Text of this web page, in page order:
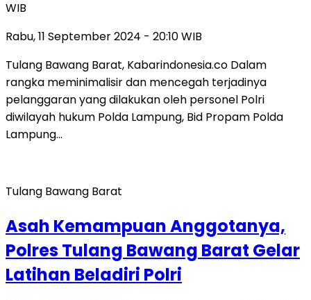
WIB
Rabu, 11 September 2024 - 20:10 WIB
Tulang Bawang Barat, Kabarindonesia.co Dalam
rangka meminimalisir dan mencegah terjadinya
pelanggaran yang dilakukan oleh personel Polri
diwilayah hukum Polda Lampung, Bid Propam Polda
Lampung…
Tulang Bawang Barat
Asah Kemampuan Anggotanya,
Polres Tulang Bawang Barat Gelar
Latihan Beladiri Polri